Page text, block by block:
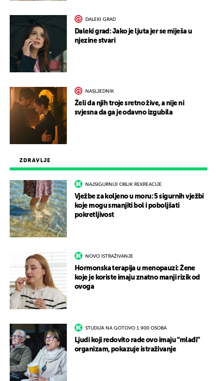
ZDRAVLJE
NAJSIGURNIJI OBLIK REKREACIJE
Vježbe za koljeno u moru: 5 sigurnih vježbi
koje mogu smanjiti bol i poboljšati
pokretljivost
NOVO ISTRAŽIVANJE
Hormonska terapija u menopauzi: Žene
koje je koriste imaju znatno manji rizik od
ovoga
STUDIJA NA GOTOVO 1.900 OSOBA
Ljudi koji redovito rade ovo imaju “mlađi”
organizam, pokazuje istraživanje
DALEKI GRAD
Daleki grad: Jako je ljuta jer se miješa u
njezine stvari
NASLJEDNIK
Želi da njih troje sretno žive, a nije ni
svjesna da ga je odavno izgubila